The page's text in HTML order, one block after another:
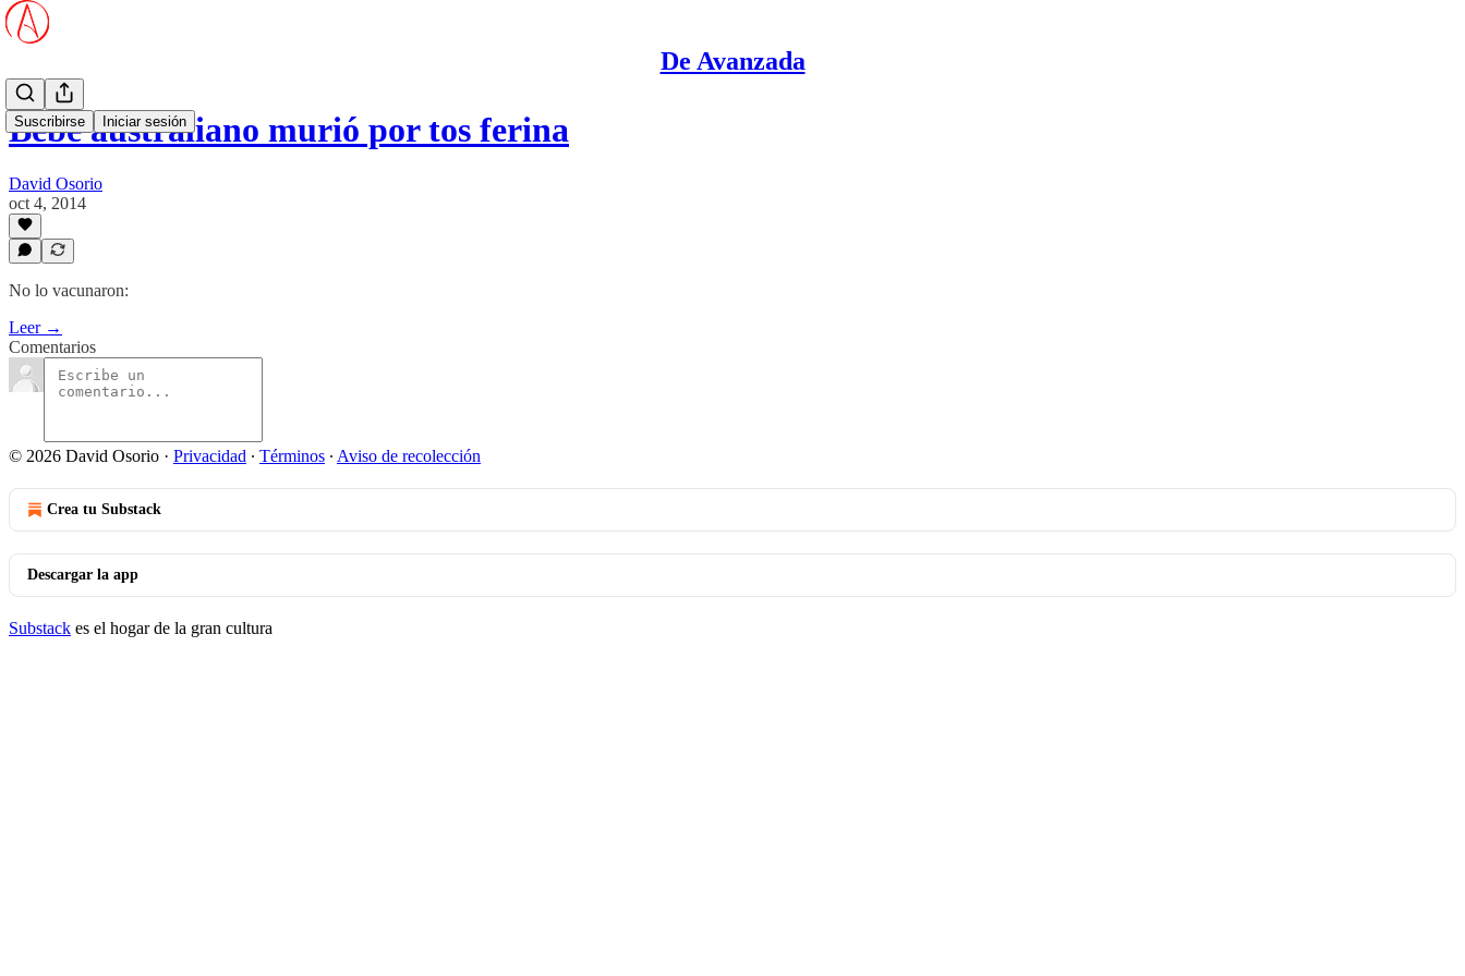
De Avanzada
Suscribirse Iniciar sesión
Bebé australiano murió por tos ferina
David Osorio
oct 4, 2014
No lo vacunaron:
Leer →
Comentarios
© 2026 David Osorio · Privacidad ∙ Términos ∙ Aviso de recolección
Crea tu Substack
Descargar la app
Substack es el hogar de la gran cultura